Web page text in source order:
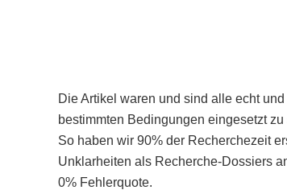
Die Artikel waren und sind alle echt
bestimmten Bedingungen eingesetzt
So haben wir 90% der Recherchezeit
Unklarheiten als Recherche-Dossiers
0% Fehlerquote.